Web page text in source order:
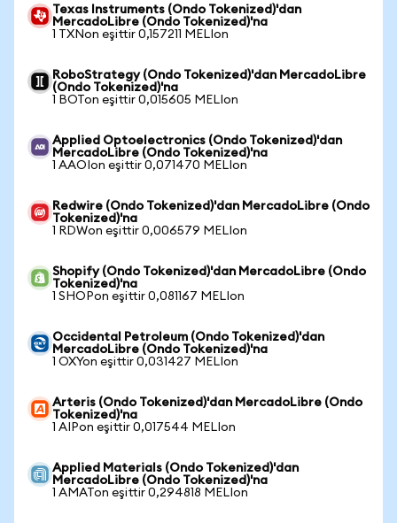
Texas Instruments (Ondo Tokenized)'dan
MercadoLibre (Ondo Tokenized)'na
1 TXNon eşittir 0,157211 MELIon
RoboStrategy (Ondo Tokenized)'dan MercadoLibre
(Ondo Tokenized)'na
1 BOTon eşittir 0,015605 MELIon
Applied Optoelectronics (Ondo Tokenized)'dan
MercadoLibre (Ondo Tokenized)'na
1 AAOIon eşittir 0,071470 MELIon
Redwire (Ondo Tokenized)'dan MercadoLibre (Ondo
Tokenized)'na
1 RDWon eşittir 0,006579 MELIon
Shopify (Ondo Tokenized)'dan MercadoLibre (Ondo
Tokenized)'na
1 SHOPon eşittir 0,081167 MELIon
Occidental Petroleum (Ondo Tokenized)'dan
MercadoLibre (Ondo Tokenized)'na
1 OXYon eşittir 0,031427 MELIon
Arteris (Ondo Tokenized)'dan MercadoLibre (Ondo
Tokenized)'na
1 AIPon eşittir 0,017544 MELIon
Applied Materials (Ondo Tokenized)'dan
MercadoLibre (Ondo Tokenized)'na
1 AMATon eşittir 0,294818 MELIon